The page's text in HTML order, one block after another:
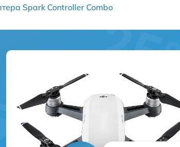
Spark Controller Combo